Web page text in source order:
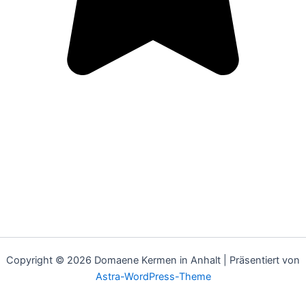
Copyright © 2026 Domaene Kermen in Anhalt | Präsentiert von
Astra-WordPress-Theme